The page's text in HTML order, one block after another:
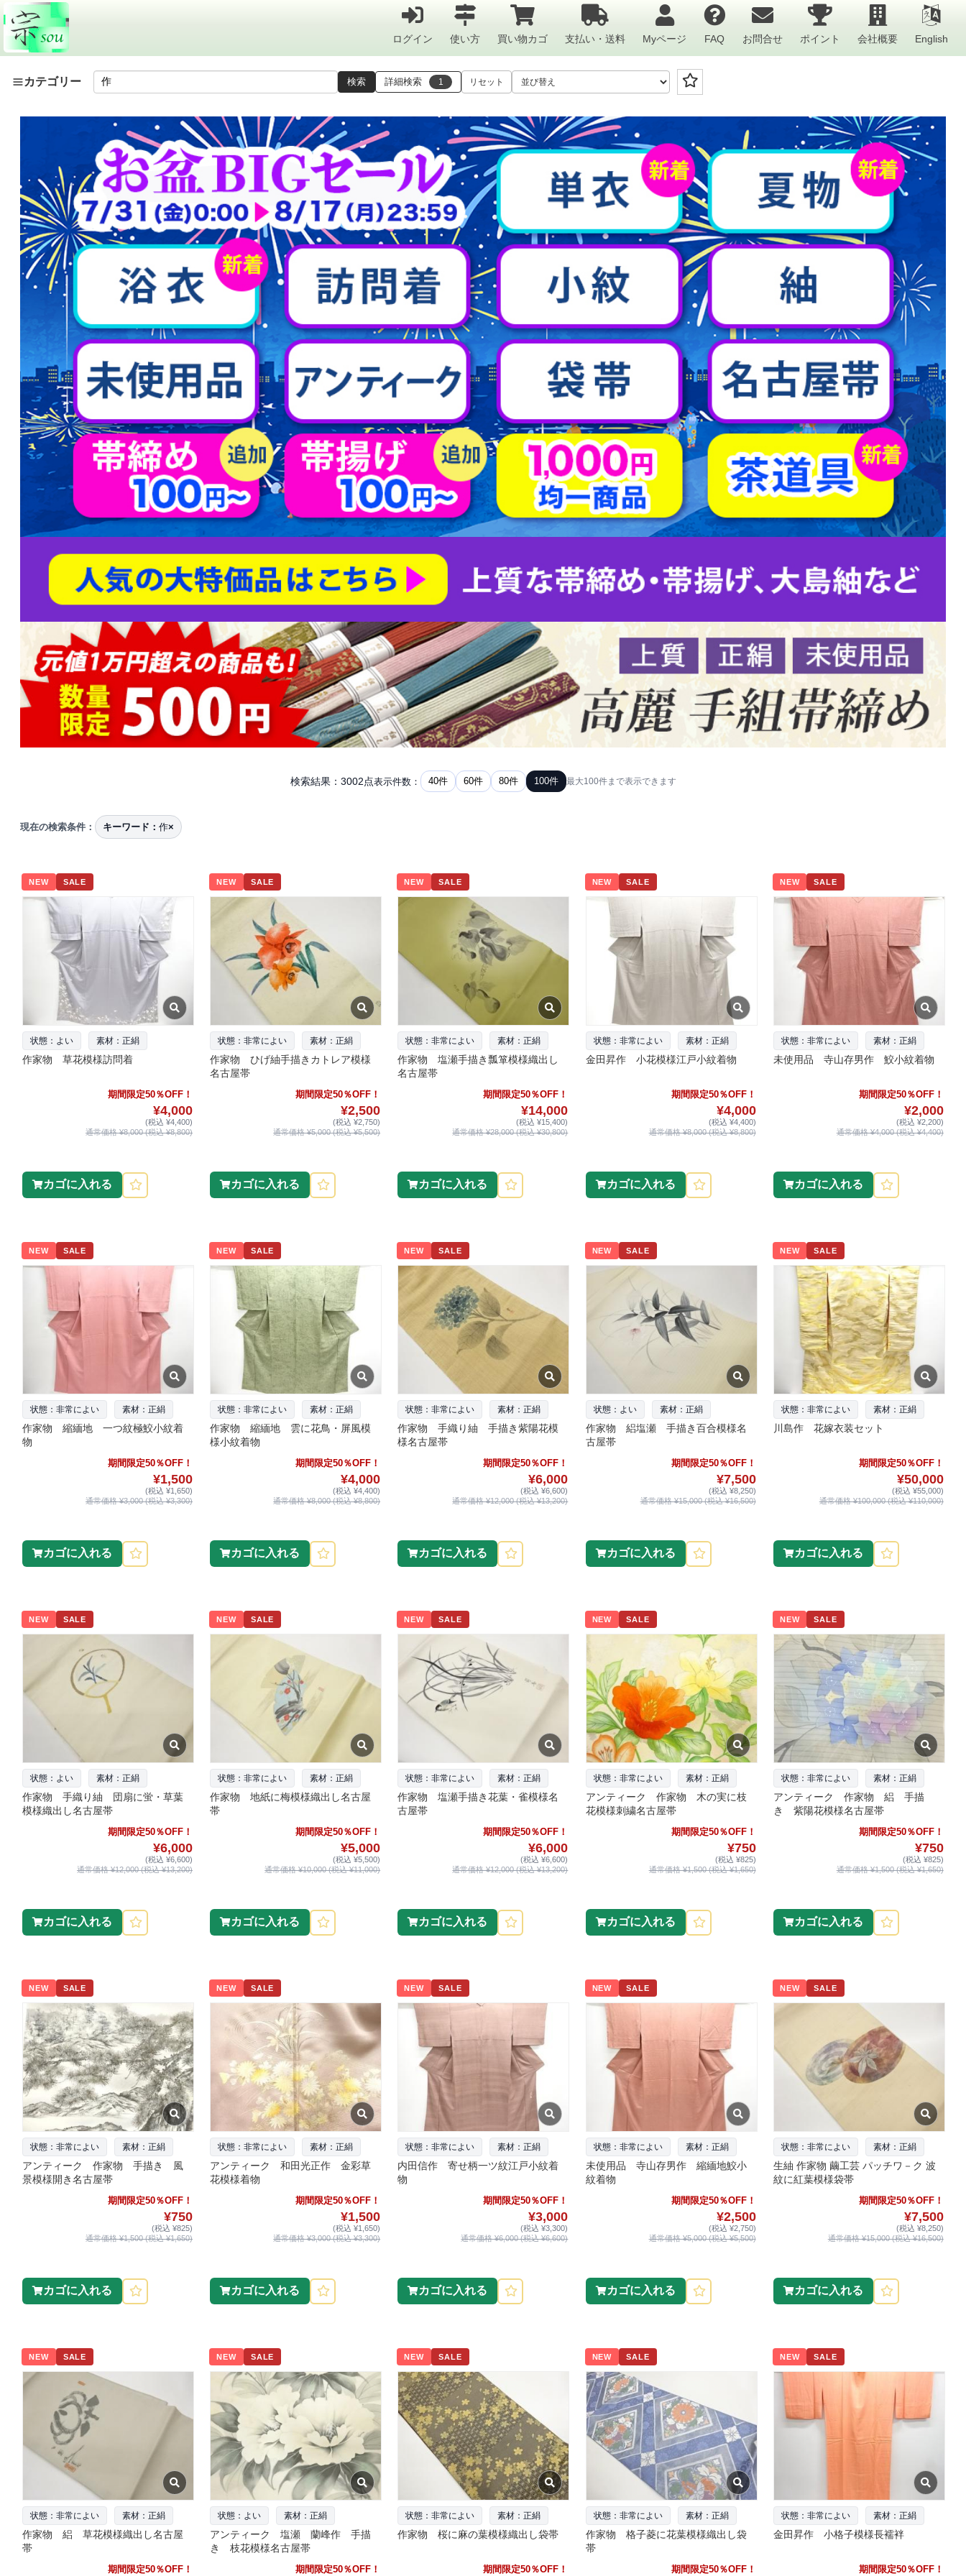
ログイン 使い方 買い物カゴ 支払い・送料 Myページ FAQ お問合せ ポイント 会社概要 English
カテゴリー 検索 詳細検索 1 リセット
検索結果：3002点表示件数： 40件 60件 80件 100件 最大100件まで表示できます
現在の検索条件： キーワード： 作×
NEW SALE
状態：よい 素材：正絹
作家物 草花模様訪問着
期間限定50％OFF！
¥4,000
(税込 ¥4,400)
通常価格 ¥8,000 (税込 ¥8,800)
カゴに入れる
NEW SALE
状態：非常によい 素材：正絹
作家物 ひげ紬手描きカトレア模様
名古屋帯
期間限定50％OFF！
¥2,500
(税込 ¥2,750)
通常価格 ¥5,000 (税込 ¥5,500)
カゴに入れる
NEW SALE
状態：非常によい 素材：正絹
作家物 塩瀬手描き瓢箪模様織出し
名古屋帯
期間限定50％OFF！
¥14,000
(税込 ¥15,400)
通常価格 ¥28,000 (税込 ¥30,800)
カゴに入れる
NEW SALE
状態：非常によい 素材：正絹
金田昇作 小花模様江戸小紋着物
期間限定50％OFF！
¥4,000
(税込 ¥4,400)
通常価格 ¥8,000 (税込 ¥8,800)
カゴに入れる
NEW SALE
状態：非常によい 素材：正絹
未使用品 寺山存男作 鮫小紋着物
期間限定50％OFF！
¥2,000
(税込 ¥2,200)
通常価格 ¥4,000 (税込 ¥4,400)
カゴに入れる
NEW SALE
状態：非常によい 素材：正絹
作家物 縮緬地 一つ紋極鮫小紋着
物
期間限定50％OFF！
¥1,500
(税込 ¥1,650)
通常価格 ¥3,000 (税込 ¥3,300)
カゴに入れる
NEW SALE
状態：非常によい 素材：正絹
作家物 縮緬地 雲に花鳥・屏風模
様小紋着物
期間限定50％OFF！
¥4,000
(税込 ¥4,400)
通常価格 ¥8,000 (税込 ¥8,800)
カゴに入れる
NEW SALE
状態：非常によい 素材：正絹
作家物 手織り紬 手描き紫陽花模
様名古屋帯
期間限定50％OFF！
¥6,000
(税込 ¥6,600)
通常価格 ¥12,000 (税込 ¥13,200)
カゴに入れる
NEW SALE
状態：よい 素材：正絹
作家物 絽塩瀬 手描き百合模様名
古屋帯
期間限定50％OFF！
¥7,500
(税込 ¥8,250)
通常価格 ¥15,000 (税込 ¥16,500)
カゴに入れる
NEW SALE
状態：非常によい 素材：正絹
川島作 花嫁衣装セット
期間限定50％OFF！
¥50,000
(税込 ¥55,000)
通常価格 ¥100,000 (税込 ¥110,000)
カゴに入れる
NEW SALE
状態：よい 素材：正絹
作家物 手織り紬 団扇に蛍・草葉
模様織出し名古屋帯
期間限定50％OFF！
¥6,000
(税込 ¥6,600)
通常価格 ¥12,000 (税込 ¥13,200)
カゴに入れる
NEW SALE
状態：非常によい 素材：正絹
作家物 地紙に梅模様織出し名古屋
帯
期間限定50％OFF！
¥5,000
(税込 ¥5,500)
通常価格 ¥10,000 (税込 ¥11,000)
カゴに入れる
NEW SALE
状態：非常によい 素材：正絹
作家物 塩瀬手描き花葉・雀模様名
古屋帯
期間限定50％OFF！
¥6,000
(税込 ¥6,600)
通常価格 ¥12,000 (税込 ¥13,200)
カゴに入れる
NEW SALE
状態：非常によい 素材：正絹
アンティーク 作家物 木の実に枝
花模様刺繍名古屋帯
期間限定50％OFF！
¥750
(税込 ¥825)
通常価格 ¥1,500 (税込 ¥1,650)
カゴに入れる
NEW SALE
状態：非常によい 素材：正絹
アンティーク 作家物 絽 手描
き 紫陽花模様名古屋帯
期間限定50％OFF！
¥750
(税込 ¥825)
通常価格 ¥1,500 (税込 ¥1,650)
カゴに入れる
NEW SALE
状態：非常によい 素材：正絹
アンティーク 作家物 手描き 風
景模様開き名古屋帯
期間限定50％OFF！
¥750
(税込 ¥825)
通常価格 ¥1,500 (税込 ¥1,650)
カゴに入れる
NEW SALE
状態：非常によい 素材：正絹
アンティーク 和田光正作 金彩草
花模様着物
期間限定50％OFF！
¥1,500
(税込 ¥1,650)
通常価格 ¥3,000 (税込 ¥3,300)
カゴに入れる
NEW SALE
状態：非常によい 素材：正絹
内田信作 寄せ柄一ツ紋江戸小紋着
物
期間限定50％OFF！
¥3,000
(税込 ¥3,300)
通常価格 ¥6,000 (税込 ¥6,600)
カゴに入れる
NEW SALE
状態：非常によい 素材：正絹
未使用品 寺山存男作 縮緬地鮫小
紋着物
期間限定50％OFF！
¥2,500
(税込 ¥2,750)
通常価格 ¥5,000 (税込 ¥5,500)
カゴに入れる
NEW SALE
状態：非常によい 素材：正絹
生紬 作家物 繭工芸 パッチワ－ク 波
紋に紅葉模様袋帯
期間限定50％OFF！
¥7,500
(税込 ¥8,250)
通常価格 ¥15,000 (税込 ¥16,500)
カゴに入れる
NEW SALE
状態：非常によい 素材：正絹
作家物 絽 草花模様織出し名古屋
帯
期間限定50％OFF！
NEW SALE
状態：よい 素材：正絹
アンティーク 塩瀬 蘭峰作 手描
き 枝花模様名古屋帯
期間限定50％OFF！
NEW SALE
状態：非常によい 素材：正絹
作家物 桜に麻の葉模様織出し袋帯
期間限定50％OFF！
NEW SALE
状態：非常によい 素材：正絹
作家物 格子菱に花葉模様織出し袋
帯
期間限定50％OFF！
NEW SALE
状態：非常によい 素材：正絹
金田昇作 小格子模様長襦袢
期間限定50％OFF！